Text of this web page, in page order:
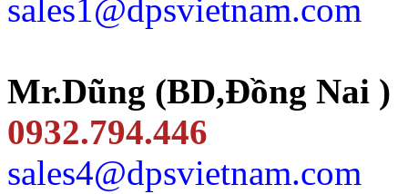
sales1@dpsvietnam.com
Mr.Dũng (BD,Đồng Nai )
0932.794.446
sales4@dpsvietnam.com